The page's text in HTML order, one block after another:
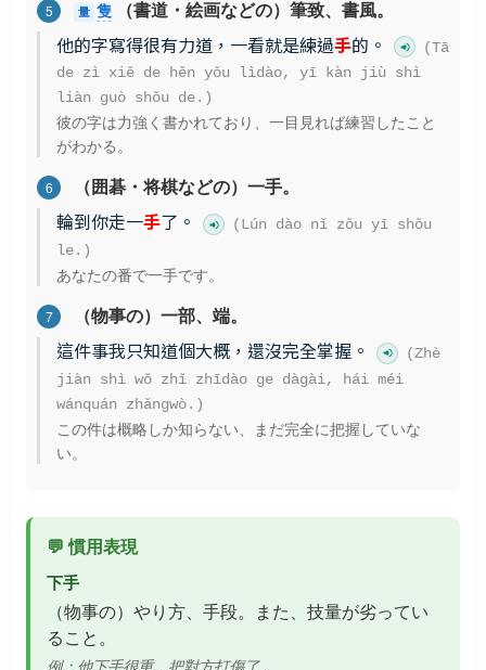
5 量 隻 （書道・絵画などの）筆致、書風。
他的字寫得很有力道，一看就是練過手的。
(Tā
de zì xiě de hěn yǒu lìdào, yī kàn jiù shì
liàn guò shǒu de.)
彼の字は力強く書かれており、一目見れば練習したこと
がわかる。
6 （囲碁・将棋などの）一手。
輪到你走一手了。
(Lún dào nǐ zǒu yī shǒu
le.)
あなたの番で一手です。
7 （物事の）一部、端。
這件事我只知道個大概，還沒完全掌握。
(Zhè
jiàn shì wǒ zhǐ zhīdào ge dàgài, hái méi
wánquán zhǎngwò.)
この件は概略しか知らない、まだ完全に把握していな
い。
💬 慣用表現
下手
（物事の）やり方、手段。また、技量が劣ってい
ること。
例：他下手很重，把對方打傷了。